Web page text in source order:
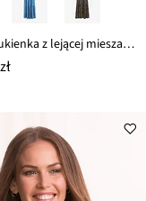
Długa sukienka z lejącej mieszanki wiskozy